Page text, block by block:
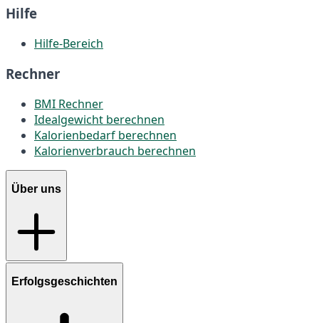
Hilfe
Hilfe-Bereich
Rechner
BMI Rechner
Idealgewicht berechnen
Kalorienbedarf berechnen
Kalorienverbrauch berechnen
Über uns
Erfolgsgeschichten